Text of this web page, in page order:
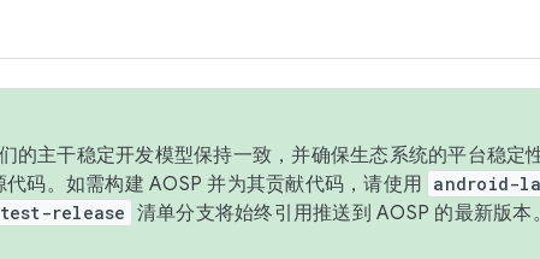
的主干稳定开发模型保持一致，并确保生态系统的平台稳定
码。如需构建 AOSP 并为其贡献代码，请使用 android-
release 清单分支将始终引用推送到 AOSP 的最新版